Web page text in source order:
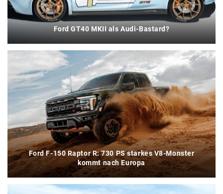
Ford GT40 MKII als Audi-Bastard?
Ford F-150 Raptor R: 730 PS starkes V8-Monster
kommt nach Europa